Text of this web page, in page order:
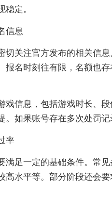
定。
信息
切关注官方发布的相关信
报名时刻往有限，名额也
戏信息，包括游戏时长、
如果账号存在多次处罚记
率
满足一定的基础条件。常
高水平等。部分阶段还会